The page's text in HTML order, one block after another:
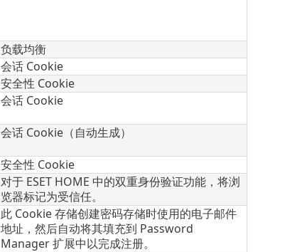
负载均衡
会话 Cookie
安全性 Cookie
会话 Cookie
会话 Cookie（自动生成）
安全性 Cookie
对于 ESET HOME 中的双重身份验证功能，将浏
览器标记为受信任。
此 Cookie 存储创建密码存储时使用的电子邮件
地址，然后自动将其填充到 Password
Manager 扩展中以完成注册。